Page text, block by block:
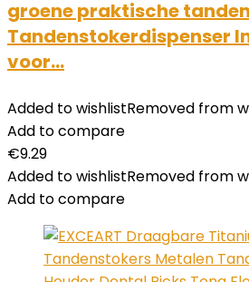
groene praktische
Tandenstokerdispenser
voor…
Added to wishlistRemoved from
Add to compare
€9.29
Added to wishlistRemoved from
Add to compare